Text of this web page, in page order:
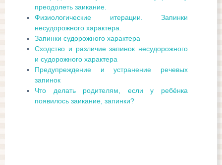
преодолеть заикание.
Физиологические итерации. Запинки
несудорожного характера.
Запинки судорожного характера
Сходство и различие запинок несудорожного
и судорожного характера
Предупреждение и устранение речевых
запинок
Что делать родителям, если у ребёнка
появилось заикание, запинки?